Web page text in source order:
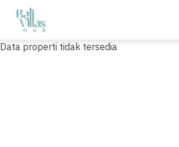
Skip
content
Data properti tidak tersedia